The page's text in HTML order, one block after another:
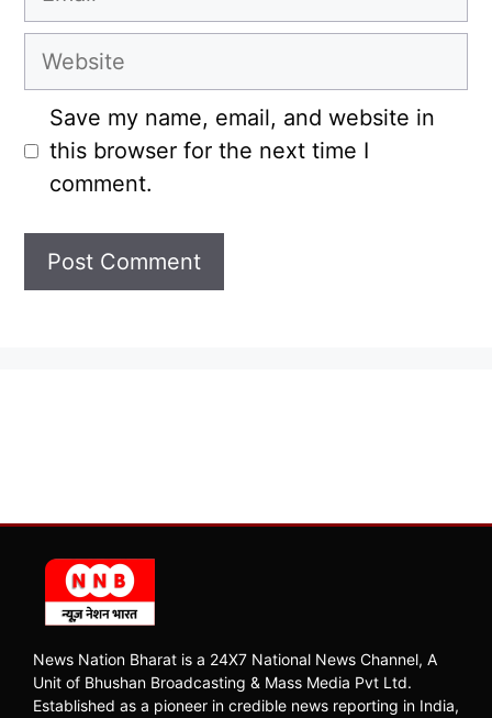
Website
Save my name, email, and website in
this browser for the next time I
comment.
News Nation Bharat is a 24X7 National News Channel, A
Unit of Bhushan Broadcasting & Mass Media Pvt Ltd.
Established as a pioneer in credible news reporting in India,